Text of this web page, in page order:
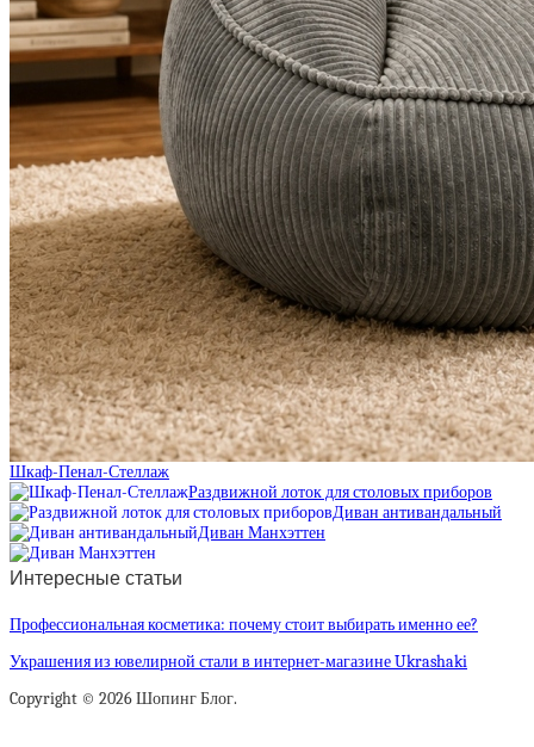
Шкаф-Пенал-Стеллаж
Раздвижной лоток для столовых приборов
Диван антивандальный
Диван Манхэттен
Интересные статьи
Профессиональная косметика: почему стоит выбирать именно ее?
Украшения из ювелирной стали в интернет-магазине Ukrashaki
Copyright © 2026 Шопинг Блог.